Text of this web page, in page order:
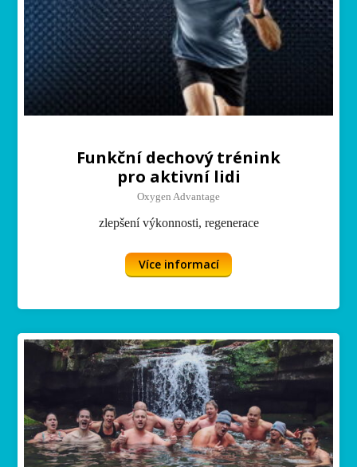
Funkční dechový trénink
pro aktivní lidi
Oxygen Advantage
zlepšení výkonnosti, regenerace
Více informací